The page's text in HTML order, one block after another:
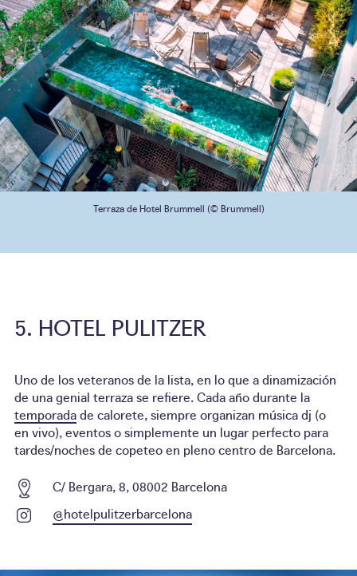
Terraza de Hotel Brummell (© Brummell)
HOTEL PULITZER
Uno de los veteranos de la lista, en lo que a dinamización
de una genial terraza se refiere. Cada año durante la
temporadade calorete, siempre organizan música dj (o
en vivo), eventos o simplemente un lugar perfecto para
tardes/noches de copeteo en pleno centro de Barcelona.
C/ Bergara, 8, 08002 Barcelona
@hotelpulitzerbarcelona